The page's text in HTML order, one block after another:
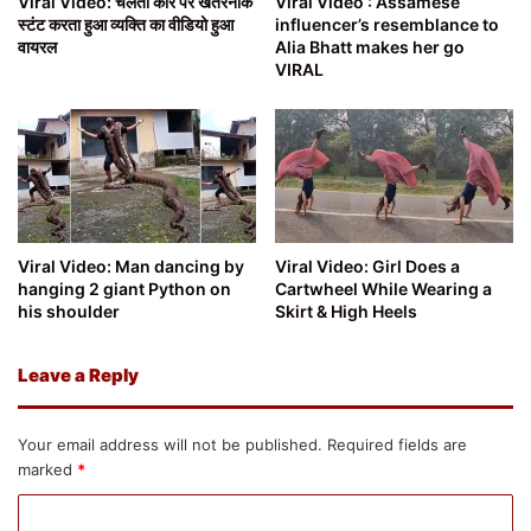
स्टंट करता हुआ व्यक्ति का वीडियो हुआ
वायरल
influencer’s resemblance to
Alia Bhatt makes her go
VIRAL
Viral Video: Man dancing by
hanging 2 giant Python on
his shoulder
Viral Video: Girl Does a
Cartwheel While Wearing a
Skirt & High Heels
Leave a Reply
Your email address will not be published. Required fields are
marked *